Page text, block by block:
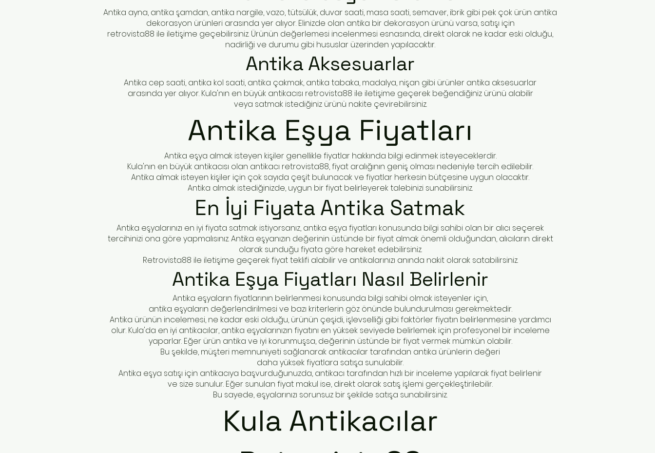
Antika ayna, antika şamdan, antika nargile, vazo, tütsülük, duvar saati, masa saati, semaver, ibrik gibi pek çok ürün antika
dekorasyon ürünleri arasında yer alıyor. Elinizde olan antika bir dekorasyon ürünü varsa, satışı için
retrovista88 ile iletişime geçebilirsiniz. Ürünün değerlemesi incelenmesi esnasında, direkt olarak ne kadar eski olduğu,
nadirliği ve durumu gibi hususlar üzerinden yapılacaktır.
Antika Aksesuarlar
Antika cep saati, antika kol saati, antika çakmak, antika tabaka, madalya, nişan gibi ürünler antika aksesuarlar
arasında yer alıyor. Kula'nın en büyük antikacısı retrovista88 ile iletişime geçerek beğendiğiniz ürünü alabilir
veya satmak istediğiniz ürünü nakite çevirebilirsiniz.
Antika Eşya Fiyatları
Antika eşya almak isteyen kişiler genellikle fiyatlar hakkında bilgi edinmek isteyeceklerdir.
Kula'nın en büyük antikacısı olan antikacı retrovista88, fiyat aralığının geniş olması nedeniyle tercih edilebilir.
Antika almak isteyen kişiler için çok sayıda çeşit bulunacak ve fiyatlar herkesin bütçesine uygun olacaktır.
Antika almak istediğinizde, uygun bir fiyat belirleyerek talebinizi sunabilirsiniz.
En İyi Fiyata Antika Satmak
Antika eşyalarınızı en iyi fiyata satmak istiyorsanız, antika eşya fiyatları konusunda bilgi sahibi olan bir alıcı seçerek
tercihinizi ona göre yapmalısınız. Antika eşyanızın değerinin üstünde bir fiyat almak önemli olduğundan, alıcıların direkt
olarak sunduğu fiyata göre hareket edebilirsiniz.
Retrovista88 ile iletişime geçerek fiyat teklifi alabilir ve antikalarınızı anında nakit olarak satabilirsiniz.
Antika Eşya Fiyatları Nasıl Belirlenir
Antika eşyaların fiyatlarının belirlenmesi konusunda bilgi sahibi olmak isteyenler için,
antika eşyaların değerlendirilmesi ve bazı kriterlerin göz önünde bulundurulması gerekmektedir.
Antika ürünün incelemesi, ne kadar eski olduğu, ürünün çeşidi, işlevselliği gibi faktörler fiyatın belirlenmesine yardımcı
olur. Kula'da en iyi antikacılar, antika eşyalarınızın fiyatını en yüksek seviyede belirlemek için profesyonel bir inceleme
yaparlar. Eğer ürün antika ve iyi korunmuşsa, değerinin üstünde bir fiyat vermek mümkün olabilir.
Bu şekilde, müşteri memnuniyeti sağlanarak antikacılar tarafından antika ürünlerin değeri
daha yüksek fiyatlara satışa sunulabilir.
Antika eşya satışı için antikacıya başvurduğunuzda, antikacı tarafından hızlı bir inceleme yapılarak fiyat belirlenir
ve size sunulur. Eğer sunulan fiyat makul ise, direkt olarak satış işlemi gerçekleştirilebilir.
Bu sayede, eşyalarınızı sorunsuz bir şekilde satışa sunabilirsiniz.
Kula Antikacılar